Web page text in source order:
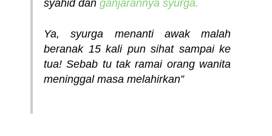
syahid dan ganjarannya syurga.
Ya, syurga menanti awak malah
beranak 15 kali pun sihat sampai ke
tua! Sebab tu tak ramai orang wanita
meninggal masa melahirkan”